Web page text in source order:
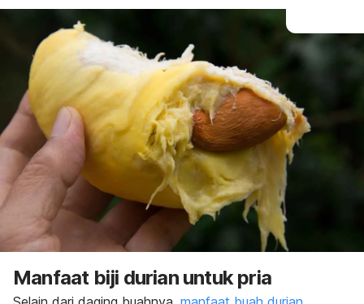
Manfaat biji durian untuk pria